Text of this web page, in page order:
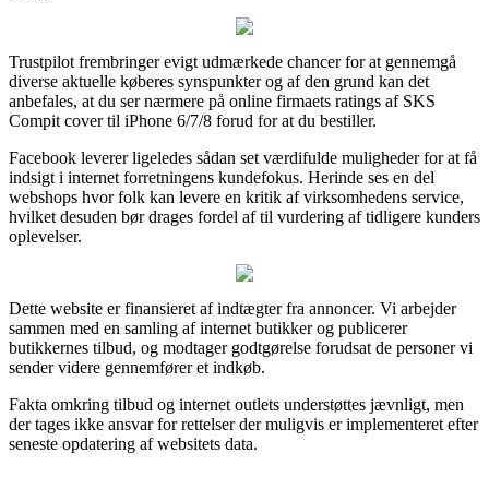
Trustpilot frembringer evigt udmærkede chancer for at gennemgå
diverse aktuelle køberes synspunkter og af den grund kan det
anbefales, at du ser nærmere på online firmaets ratings af SKS
Compit cover til iPhone 6/7/8 forud for at du bestiller.
Facebook leverer ligeledes sådan set værdifulde muligheder for at få
indsigt i internet forretningens kundefokus. Herinde ses en del
webshops hvor folk kan levere en kritik af virksomhedens service,
hvilket desuden bør drages fordel af til vurdering af tidligere kunders
oplevelser.
Dette website er finansieret af indtægter fra annoncer. Vi arbejder
sammen med en samling af internet butikker og publicerer
butikkernes tilbud, og modtager godtgørelse forudsat de personer vi
sender videre gennemfører et indkøb.
Fakta omkring tilbud og internet outlets understøttes jævnligt, men
der tages ikke ansvar for rettelser der muligvis er implementeret efter
seneste opdatering af websitets data.